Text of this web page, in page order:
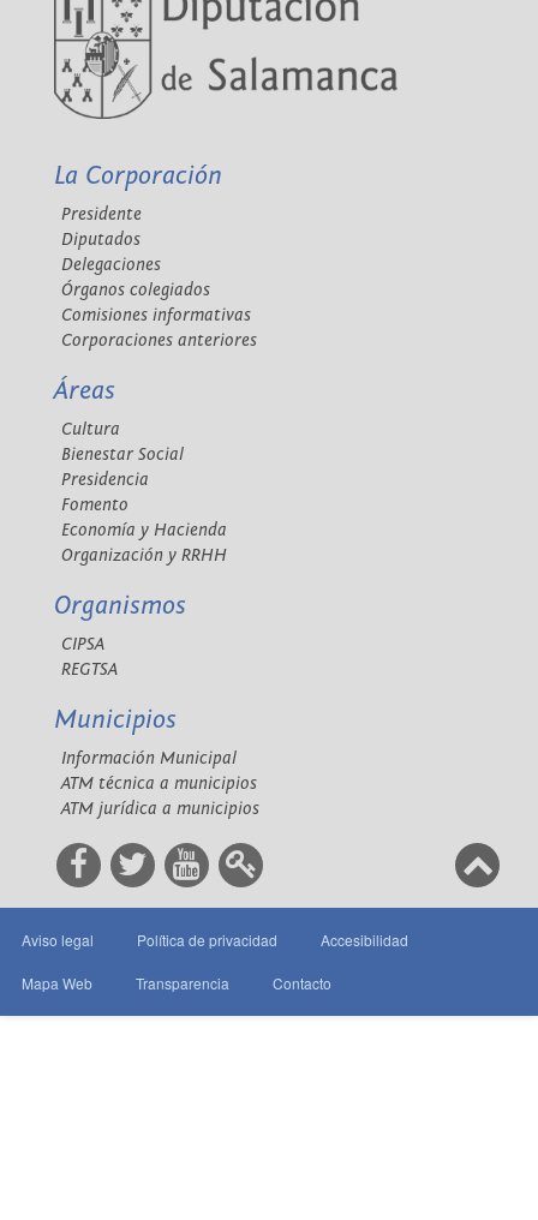
La Corporación
Presidente
Diputados
Delegaciones
Órganos colegiados
Comisiones informativas
Corporaciones anteriores
Áreas
Cultura
Bienestar Social
Presidencia
Fomento
Economía y Hacienda
Organización y RRHH
Organismos
CIPSA
REGTSA
Municipios
Información Municipal
ATM técnica a municipios
ATM jurídica a municipios
Aviso legal Política de privacidad Accesibilidad
Mapa Web Transparencia Contacto